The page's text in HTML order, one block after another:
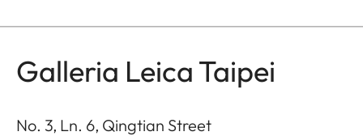
Galleria Leica Taipei
No. 3, Ln. 6, Qingtian Street